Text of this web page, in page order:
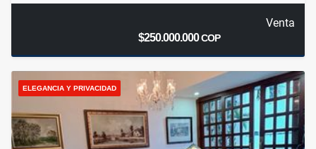
Venta
$250.000.000COP
ELEGANCIA Y PRIVACIDAD